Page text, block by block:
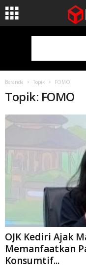
Beranda Topik FOMO
Topik: FOMO
OJK Kediri Ajak
Memanfaatkan
Konsumtif...